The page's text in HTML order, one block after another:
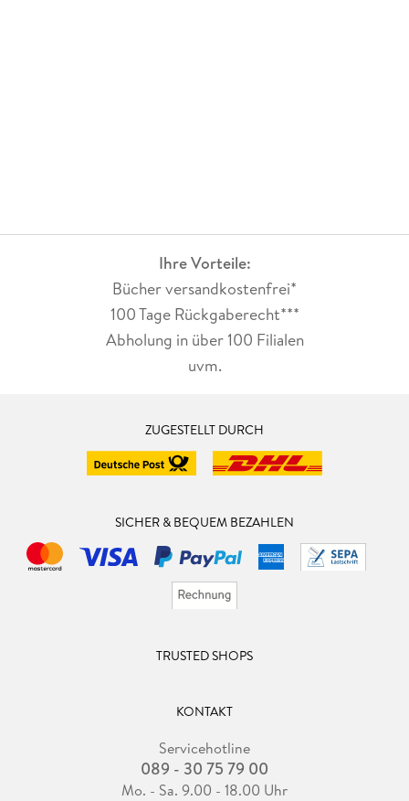
Ihre Vorteile:
Bücher versandkostenfrei*
100 Tage Rückgaberecht***
Abholung in über 100 Filialen
uvm.
ZUGESTELLT DURCH
SICHER & BEQUEM BEZAHLEN
TRUSTED SHOPS
KONTAKT
Servicehotline
089 - 30 75 79 00
Mo. - Sa. 9.00 - 18.00 Uhr